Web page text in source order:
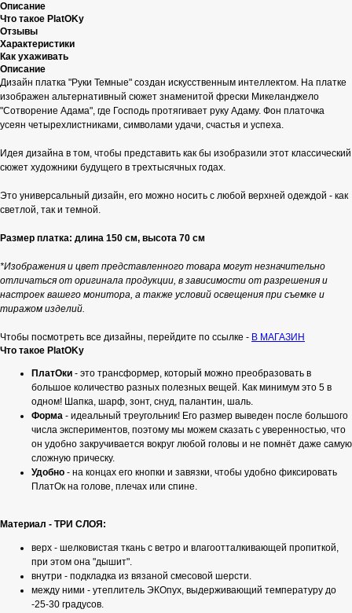
Описание
Что такое PlatOKy
Отзывы
Характеристики
Как ухаживать
Описание
Дизайн платка "Руки Темные" создан искусственным интеллектом. На платке
изображен альтернативный сюжет знаменитой фрески Микеланджело
"Сотворение Адама", где Господь протягивает руку Адаму. Фон платочка
усеян четырехлистниками, символами удачи, счастья и успеха.
Идея дизайна в том, чтобы представить как бы изобразили этот классический
сюжет художники будущего в трехтысячных годах.
Это универсальный дизайн, его можно носить с любой верхней одеждой - как
светлой, так и темной.
Размер платка: длина 150 см, высота 70 см
*Изображения и цвет представленного товара могут незначительно
отличаться от оригинала продукции, в зависимости от разрешения и
настроек вашего монитора, а также условий освещения при съемке и
тиражом изделий.
Чтобы посмотреть все дизайны, перейдите по ссылке - В МАГАЗИН
Что такое PlatOKy
ПлатОки - это трансформер, который можно преобразовать в
большое количество разных полезных вещей. Как минимум это 5 в
одном! Шапка, шарф, зонт, снуд, палантин, шаль.
Форма - идеальный треугольник! Его размер выведен после большого
числа экспериментов, поэтому мы можем сказать с уверенностью, что
он удобно закручивается вокруг любой головы и не помнёт даже самую
сложную прическу.
Удобно - на концах его кнопки и завязки, чтобы удобно фиксировать
ПлатОк на голове, плечах или спине.
Материал - ТРИ СЛОЯ:
верх - шелковистая ткань с ветро и влагоотталкивающей пропиткой,
при этом она "дышит".
внутри - подкладка из вязаной смесовой шерсти.
между ними - утеплитель ЭКОпух, выдерживающий температуру до
-25-30 градусов.